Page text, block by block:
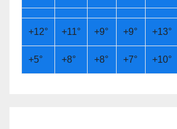
+12° +11° +9° +9° +13°
+5° +8° +8° +7° +10°